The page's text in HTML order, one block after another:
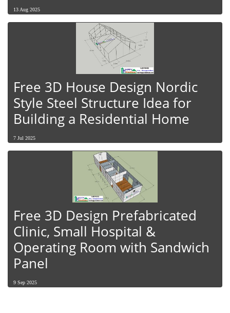
13 Aug 2025
Free 3D House Design Nordic
Style Steel Structure Idea for
Building a Residential Home
7 Jul 2025
Free 3D Design Prefabricated
Clinic, Small Hospital &
Operating Room with Sandwich
Panel
9 Sep 2025